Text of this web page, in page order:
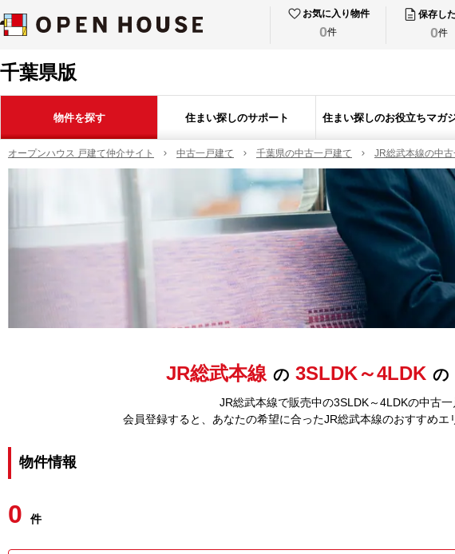
お気に入り物件
0件
保存し
0件
千葉県版
物件を探す 住まい探しのサポート 住まい探しのお役立ちマガ
オープンハウス 戸建て仲介サイト 中古一戸建て 千葉県の中古一戸建て JR総武本線の中
JR総武本線 の 3SLDK～4LDK の
JR総武本線で販売中の3SLDK～4LDKの中古一
会員登録すると、あなたの希望に合ったJR総武本線のおすすめエ
物件情報
0 件